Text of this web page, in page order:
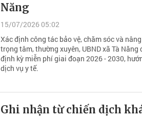
Năng
15/07/2026 05:02
Xác định công tác bảo vệ, chăm sóc và
trọng tâm, thường xuyên, UBND xã Tà
định kỳ miễn phí giai đoạn 2026 - 2030,
dịch vụ y tế.
Ghi nhận từ chiến dịch